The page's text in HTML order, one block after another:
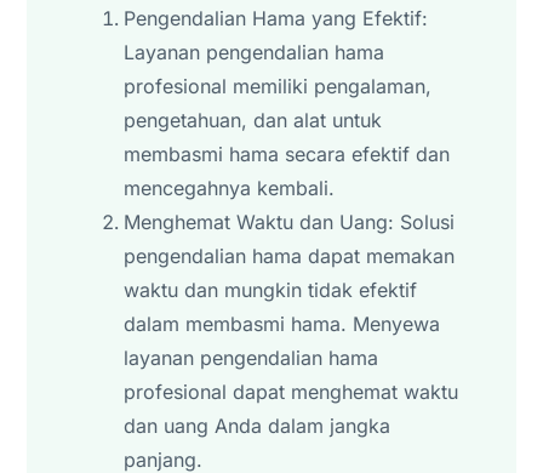
Pengendalian Hama yang Efektif:
Layanan pengendalian hama
profesional memiliki pengalaman,
pengetahuan, dan alat untuk
membasmi hama secara efektif dan
mencegahnya kembali.
Menghemat Waktu dan Uang: Solusi
pengendalian hama dapat memakan
waktu dan mungkin tidak efektif
dalam membasmi hama. Menyewa
layanan pengendalian hama
profesional dapat menghemat waktu
dan uang Anda dalam jangka
panjang.